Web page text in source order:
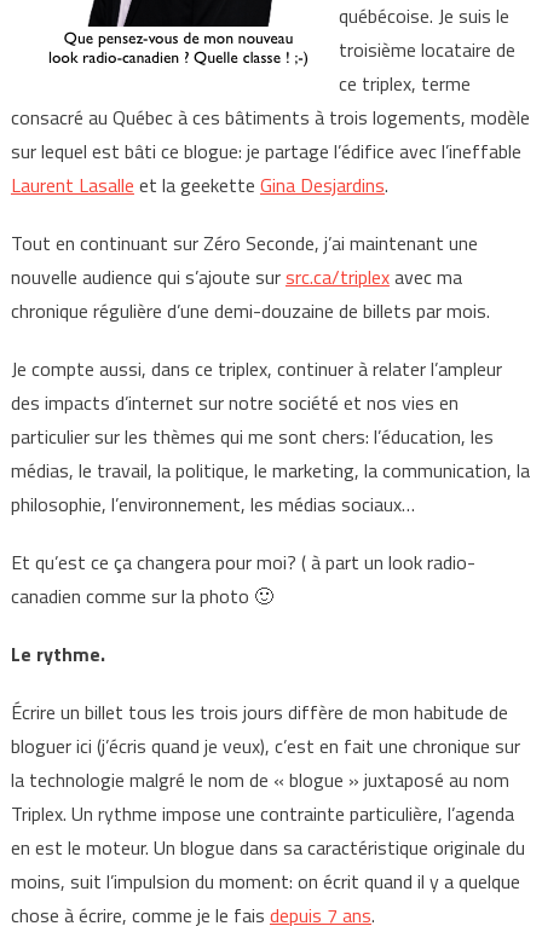
québécoise. Je suis le
troisième locataire de
ce triplex, terme
consacré au Québec à ces bâtiments à trois logements, modèle
sur lequel est bâti ce blogue: je partage l’édifice avec l’ineffable
Laurent Lasalle et la geekette Gina Desjardins.
Tout en continuant sur Zéro Seconde, j’ai maintenant une
nouvelle audience qui s’ajoute sursrc.ca/triplexavec ma
chronique régulière d’une demi-douzaine de billets par mois.
Je compte aussi, dans ce triplex, continuer à relater l’ampleur
des impacts d’internet sur notre société et nos vies en
particulier sur les thèmes qui me sont chers: l’éducation, les
médias, le travail, la politique, le marketing, la communication, la
philosophie, l’environnement, les médias sociaux…
Et qu’est ce ça changera pour moi? ( à part un look radio-
canadien comme sur la photo 🙂
Le rythme.
Écrire un billet tous les trois jours diffère de mon habitude de
bloguer ici (j’écris quand je veux), c’est en fait une chronique sur
la technologie malgré le nom de « blogue » juxtaposé au nom
Triplex. Un rythme impose une contrainte particulière, l’agenda
en est le moteur. Un blogue dans sa caractéristique originale du
moins, suit l’impulsion du moment: on écrit quand il y a quelque
chose à écrire, comme je le fais depuis 7 ans.